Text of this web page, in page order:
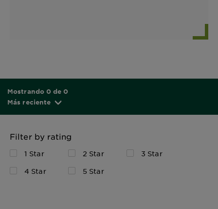
Mostrando 0 de 0
Más reciente
Filter by rating
1 Star 2 Star
3 Star
4 Star
5 Star